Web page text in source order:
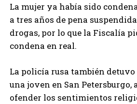
La mujer ya había sido
a tres años de pena
drogas, por lo que la Fiscalía
condena en real.
La policía rusa también detuvo
una joven en San Petersburgo,
ofender los sentimientos